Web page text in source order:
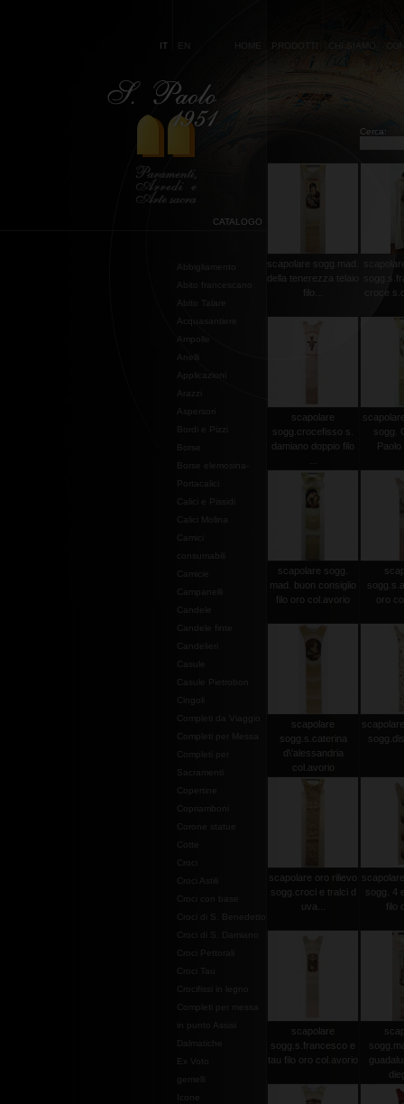
IT EN HOME PRODOTTI CHI SIAMO
Cerca:
CATALOGO
Abbigliamento
Abito francescano
Abito Talare
Acquasantiere
Ampolle
Anelli
Applicazioni
Arazzi
Aspersori
Bordi e Pizzi
Borse
Borse elemosina-
Portacalici
Calici e Pissidi
Calici Molina
Campanelli
Candele
Candele finte
Candelieri
Casule
Casule Pietrobon
Cingoli
Completi da Viaggio
Completi per Messa
Completi per
Sacramenti
Copertine
Copriamboni
Corone statue
Cotte
Croci
Croci Astili
Croci con base
Croci di S. Benedetto
Croci di S. Damiano
Croci Pettorali
Croci Tau
Crocifissi in legno
Completi per messa
in punto Assisi
Dalmatiche
Ex Voto
gemelli
scapolare sogg.mad.
della tenerezza telaio
filo...
croce
scapolare
sogg.crocefisso s.
damiano doppio filo
sogg.
Paolo
scapolare sogg.
mad. buon consiglio
filo oro col.avorio
oro
scapolare
sogg.s.caterina
d\'alessandria
col.avorio
scapolare oro rilievo
sogg.croci e tralci d
uva...
sogg. 4
filo
scapolare
sogg.s.francesco e
tau filo oro col.avorio